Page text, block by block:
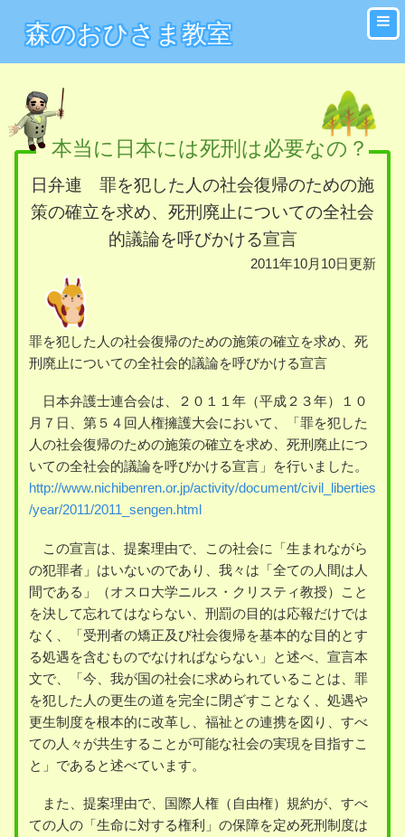
森のおひさま教室
本当に日本には死刑は必要なの？
日弁連 罪を犯した人の社会復帰のための施
策の確立を求め、死刑廃止についての全社会
的議論を呼びかける宣言
2011年10月10日更新
罪を犯した人の社会復帰のための施策の確立を求め、死
刑廃止についての全社会的議論を呼びかける宣言
日本弁護士連合会は、２０１１年（平成２３年）１０
月７日、第５４回人権擁護大会において、「罪を犯した
人の社会復帰のための施策の確立を求め、死刑廃止につ
いての全社会的議論を呼びかける宣言」を行いました。
http://www.nichibenren.or.jp/activity/document/civil_liberties
/year/2011/2011_sengen.html
この宣言は、提案理由で、この社会に「生まれながら
の犯罪者」はいないのであり、我々は「全ての人間は人
間である」（オスロ大学ニルス・クリスティ教授）こと
を決して忘れてはならない、刑罰の目的は応報だけでは
なく、「受刑者の矯正及び社会復帰を基本的な目的とす
る処遇を含むものでなければならない」と述べ、宣言本
文で、「今、我が国の社会に求められていることは、罪
を犯した人の更生の道を完全に閉ざすことなく、処遇や
更生制度を根本的に改革し、福祉との連携を図り、すべ
ての人々が共生することが可能な社会の実現を目指すこ
と」であると述べています。
また、提案理由で、国際人権（自由権）規約が、すべ
ての人の「生命に対する権利」の保障を定め死刑制度は